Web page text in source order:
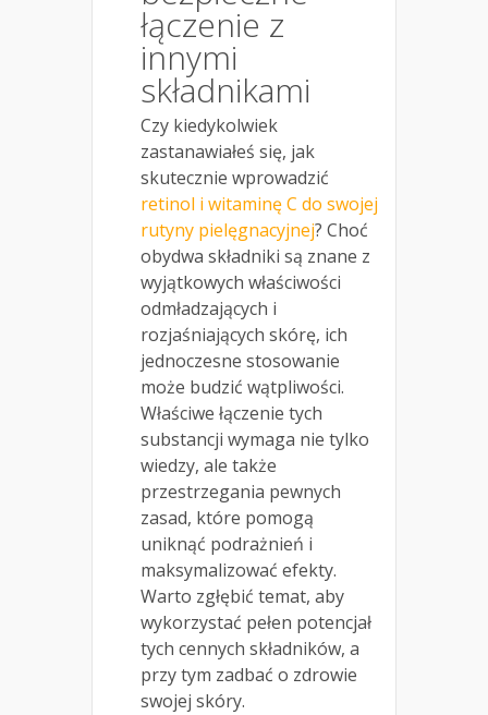
łączenie z
innymi
składnikami
Czy kiedykolwiek
zastanawiałeś się, jak
skutecznie wprowadzić
retinol i witaminę C do swojej
rutyny pielęgnacyjnej? Choć
obydwa składniki są znane z
wyjątkowych właściwości
odmładzających i
rozjaśniających skórę, ich
jednoczesne stosowanie
może budzić wątpliwości.
Właściwe łączenie tych
substancji wymaga nie tylko
wiedzy, ale także
przestrzegania pewnych
zasad, które pomogą
uniknąć podrażnień i
maksymalizować efekty.
Warto zgłębić temat, aby
wykorzystać pełen potencjał
tych cennych składników, a
przy tym zadbać o zdrowie
swojej skóry.